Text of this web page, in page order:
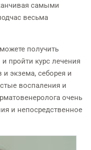
самыми
весьма
получить
пройти курс лечения
и экзема, себорея и
воспаления и
очень
и непосредственное